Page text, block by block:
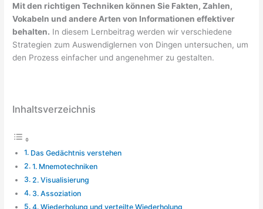
Mit den richtigen Techniken können Sie Fakten, Zahlen,
Vokabeln und andere Arten von Informationen effektiver
behalten. In diesem Lernbeitrag werden wir verschiedene
Strategien zum Auswendiglernen von Dingen untersuchen, um
den Prozess einfacher und angenehmer zu gestalten.
Inhaltsverzeichnis
Das Gedächtnis verstehen
1. Mnemotechniken
2. Visualisierung
3. Assoziation
4. Wiederholung und verteilte Wiederholung